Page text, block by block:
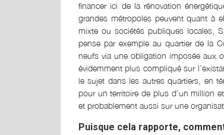
financer ici de la rénovation
grandes métropoles peuvent quant à
mixte ou sociétés publiques locales,
pense par exemple au quartier de la
neufs via une obligation imposée aux
évidemment plus compliqué sur
le sujet dans les autres quartiers, en
pour un territoire de plus d’un million
et probablement aussi sur une
Puisque cela rapporte,